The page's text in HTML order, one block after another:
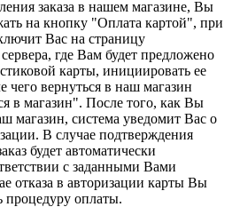
заказа в нашем магазине, Вы
на кнопку "Оплата картой", при
Вас на страницу
где Вам будет предложено
карты, инициировать ее
чего вернуться в наш магазин
в магазин". После того, как Вы
магазин, система уведомит Вас о
В случае подтверждения
будет автоматически
с заданными Вами
отказа в авторизации карты Вы
процедуру оплаты.